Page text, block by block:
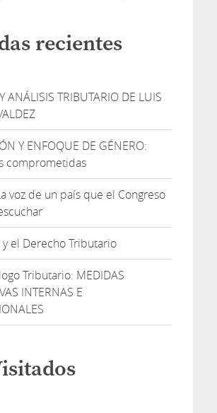
recientes
ANÁLISIS TRIBUTARIO DE LUIS
Y ENFOQUE DE GÉNERO:
comprometidas
voz de un país que el Congreso
y el Derecho Tributario
Tributario: MEDIDAS
INTERNAS E